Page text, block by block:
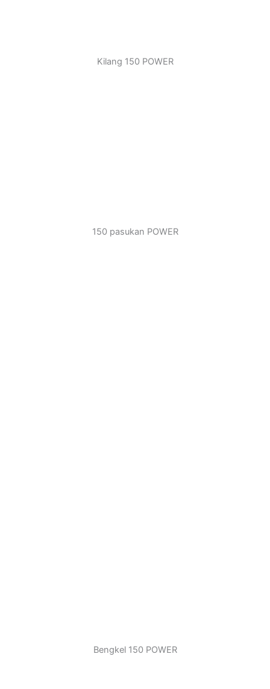
Kilang 150 POWER
150 pasukan POWER
Bengkel 150 POWER